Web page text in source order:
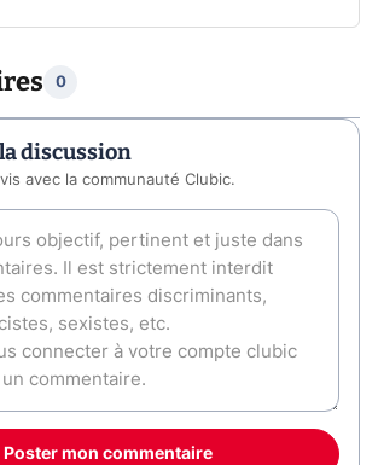
0
discussion
avec la communauté Clubic.
Poster mon commentaire